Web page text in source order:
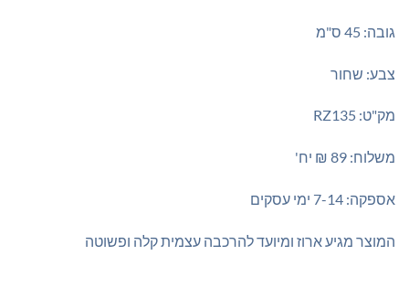
גובה: 45 ס"מ
צבע: שחור
מק"ט: RZ135
משלוח: 89 ₪ יח'
אספקה: 7-14 ימי עסקים
המוצר מגיע ארוז ומיועד להרכבה עצמית קלה ופשוטה